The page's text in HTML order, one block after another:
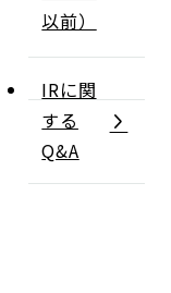
以前）
IRに関
する
Q&A